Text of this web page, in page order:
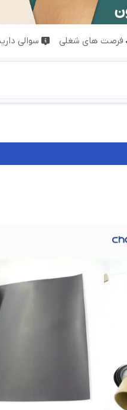
فرصت های شغلی سوالی